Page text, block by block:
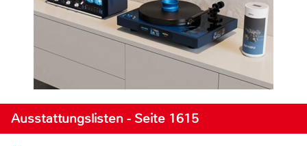
Ausstattungslisten - Seite 1615